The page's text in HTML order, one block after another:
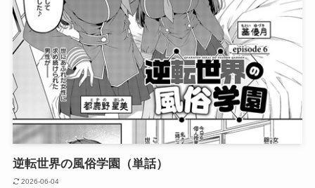
逆転世界の風俗学園（単話）
2026-06-04